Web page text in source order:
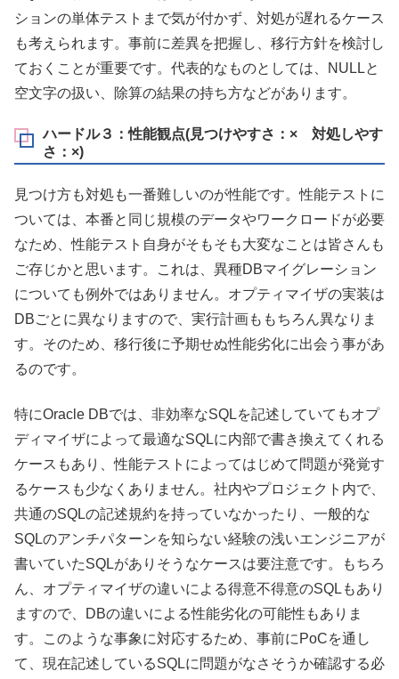
ションの単体テストまで気が付かず、対処が遅れるケース
も考えられます。事前に差異を把握し、移行方針を検討し
ておくことが重要です。代表的なものとしては、NULLと
空文字の扱い、除算の結果の持ち方などがあります。
ハードル３：性能観点(見つけやすさ：× 対処しやす
さ：×)
見つけ方も対処も一番難しいのが性能です。性能テストに
ついては、本番と同じ規模のデータやワークロードが必要
なため、性能テスト自身がそもそも大変なことは皆さんも
ご存じかと思います。これは、異種DBマイグレーション
についても例外ではありません。オプティマイザの実装は
DBごとに異なりますので、実行計画ももちろん異なりま
す。そのため、移行後に予期せぬ性能劣化に出会う事があ
るのです。
特にOracle DBでは、非効率なSQLを記述していてもオプ
ディマイザによって最適なSQLに内部で書き換えてくれる
ケースもあり、性能テストによってはじめて問題が発覚す
るケースも少なくありません。社内やプロジェクト内で、
共通のSQLの記述規約を持っていなかったり、一般的な
SQLのアンチパターンを知らない経験の浅いエンジニアが
書いていたSQLがありそうなケースは要注意です。もちろ
ん、オプティマイザの違いによる得意不得意のSQLもあり
ますので、DBの違いによる性能劣化の可能性もありま
す。このような事象に対応するため、事前にPoCを通し
て、現在記述しているSQLに問題がなさそうか確認する必